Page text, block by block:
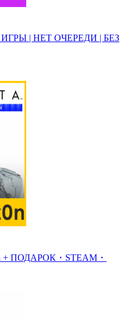
ИГРЫ | НЕТ ОЧЕРЕДИ | БЕЗ
+ ПОДАРОК・STEAM・